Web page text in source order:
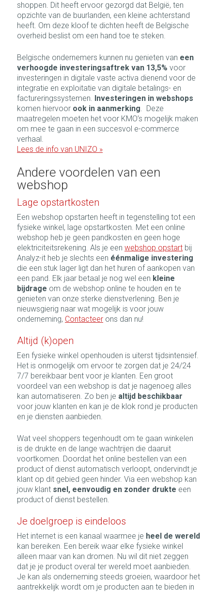
shoppen. Dit heeft ervoor gezorgd dat België, ten
opzichte van de buurlanden, een kleine achterstand
heeft. Om deze kloof te dichten heeft de Belgische
overheid beslist om een hand toe te steken.
Belgische ondernemers kunnen nu genieten van een
verhoogde investeringsaftrek van 13,5% voor
investeringen in digitale vaste activa dienend voor de
integratie en exploitatie van digitale betalings- en
factureringssystemen. Investeringen in webshops
komen hiervoor ook in aanmerking. Deze
maatregelen moeten het voor KMO’s mogelijk maken
om mee te gaan in een succesvol e-commerce
verhaal.
Lees de info van UNIZO »
Andere voordelen van een
webshop
Lage opstartkosten
Een webshop opstarten heeft in tegenstelling tot een
fysieke winkel, lage opstartkosten. Met een online
webshop heb je geen pandkosten en geen hoge
elektriciteitsrekening. Als je een webshop opstart bij
Analyz-it heb je slechts een éénmalige investering
die een stuk lager ligt dan het huren of aankopen van
een pand. Elk jaar betaal je nog wel een kleine
bijdrage om de webshop online te houden en te
genieten van onze sterke dienstverlening. Ben je
nieuwsgierig naar wat mogelijk is voor jouw
onderneming, Contacteer ons dan nu!
Altijd (k)open
Een fysieke winkel openhouden is uiterst tijdsintensief.
Het is onmogelijk om ervoor te zorgen dat je 24/24
7/7 bereikbaar bent voor je klanten. Een groot
voordeel van een webshop is dat je nagenoeg alles
kan automatiseren. Zo ben je altijd beschikbaar
voor jouw klanten en kan je de klok rond je producten
en je diensten aanbieden.
Wat veel shoppers tegenhoudt om te gaan winkelen
is de drukte en de lange wachtrijen die daaruit
voortkomen. Doordat het online bestellen van een
product of dienst automatisch verloopt, ondervindt je
klant op dit gebied geen hinder. Via een webshop kan
jouw klant snel, eenvoudig en zonder drukte een
product of dienst bestellen.
Je doelgroep is eindeloos
Het internet is een kanaal waarmee je heel de wereld
kan bereiken. Een bereik waar elke fysieke winkel
alleen maar van kan dromen. Nu wil dit niet zeggen
dat je je product overal ter wereld moet aanbieden.
Je kan als onderneming steeds groeien, waardoor het
aantrekkelijk wordt om je producten aan te bieden in